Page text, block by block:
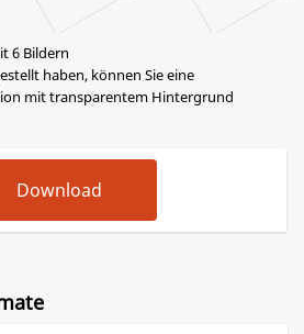
6 Bildern
haben, können Sie eine
mit transparentem Hintergrund